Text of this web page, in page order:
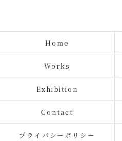
Home
Works
Exhibition
Contact
プライバシーポリシー